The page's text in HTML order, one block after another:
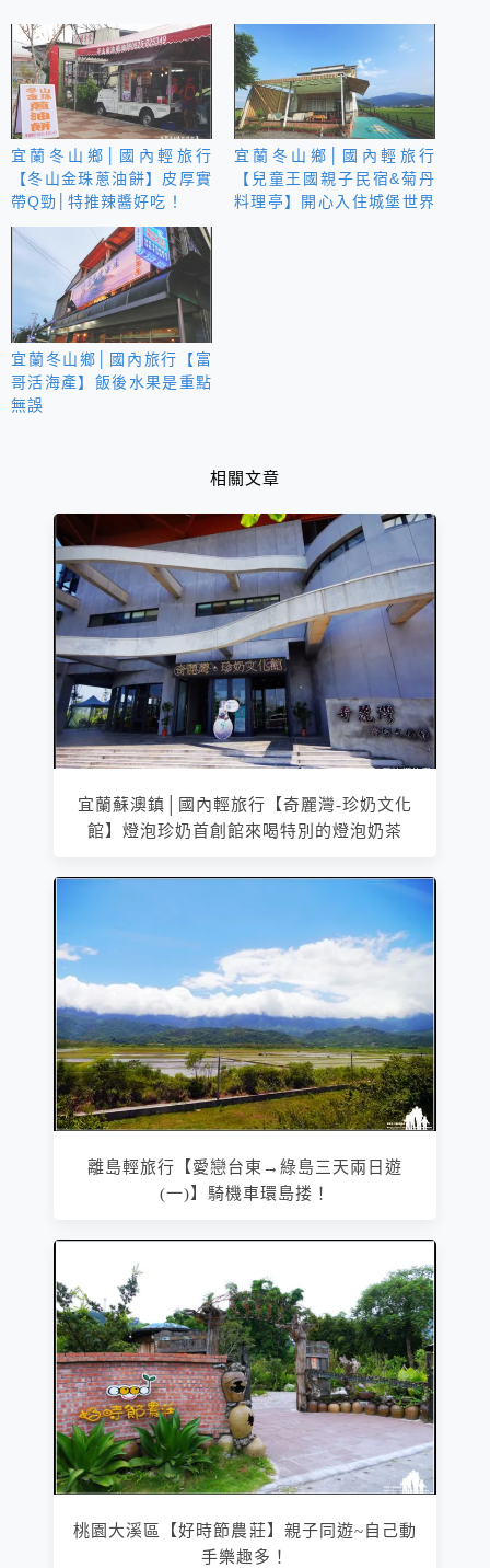
宜蘭冬山鄉│國內輕旅行
【冬山金珠蔥油餅】皮厚實
帶Q勁│特推辣醬好吃！
宜蘭冬山鄉│國內輕旅行
【兒童王國親子民宿&菊丹
料理亭】開心入住城堡世界
宜蘭冬山鄉│國內旅行【富
哥活海產】飯後水果是重點
無誤
相關文章
宜蘭蘇澳鎮│國內輕旅行【奇麗灣-珍奶文化
館】燈泡珍奶首創館來喝特別的燈泡奶茶
離島輕旅行【愛戀台東→綠島三天兩日遊
(一)】騎機車環島搂！
桃園大溪區【好時節農莊】親子同遊~自己動
手樂趣多！